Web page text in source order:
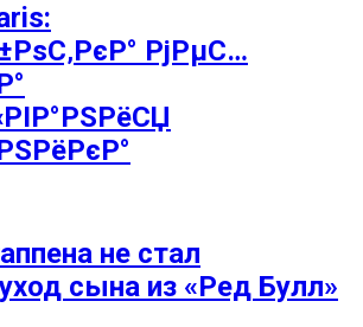
РјРµС…
не стал
сына из «Ред Булл»